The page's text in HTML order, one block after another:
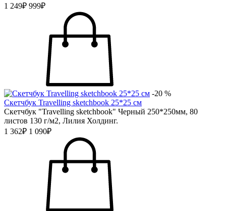
1 249₽ 999₽
-20 %
Скетчбук Travelling sketchbook 25*25 см
Скетчбук "Travelling sketchbook" Черный 250*250мм, 80
листов 130 г/м2, Лилия Холдинг.
1 362₽ 1 090₽